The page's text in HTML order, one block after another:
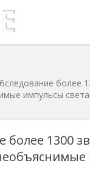
более
импульсы света
более 1300